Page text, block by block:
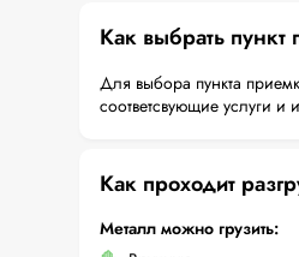
Как выбрать пункт
Для выбора пункта
соответсвующие услуги и
Как проходит
Металл можно грузить: